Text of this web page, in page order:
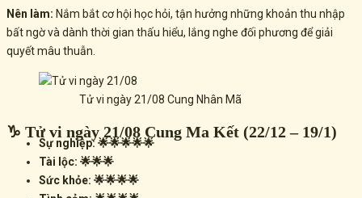
Nên làm: Nắm bắt cơ hội học hỏi, tận hưởng những khoản thu nhập
bất ngờ và dành thời gian thấu hiểu, lắng nghe đối phương để giải
quyết mâu thuẫn.
Tử vi ngày 21/08 Cung Nhân Mã
♑ Tử vi ngày 21/08 Cung Ma Kết (22/12 – 19/1)
Sự nghiệp: 🌟🌟🌟🌟🌟
Tài lộc: 🌟🌟🌟
Sức khỏe: 🌟🌟🌟🌟